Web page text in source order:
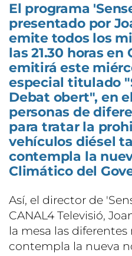
El programa
presentado por
emite todos los
las 21.30 horas en
emitirá este
especial titulado
Debat obert", en
personas de
para tratar la
vehículos diésel
contempla la
Climático del
Así, el director de
CANAL4 Televisió,
la mesa las
contempla la nueva